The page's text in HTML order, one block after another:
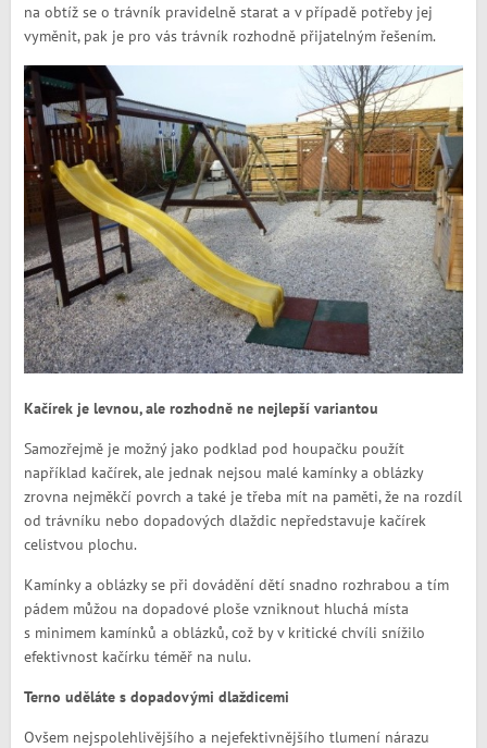
na obtíž se o trávník pravidelně starat a v případě potřeby jej
vyměnit, pak je pro vás trávník rozhodně přijatelným řešením.
Kačírek je levnou, ale rozhodně ne nejlepší variantou
Samozřejmě je možný jako podklad pod houpačku použít
například kačírek, ale jednak nejsou malé kamínky a oblázky
zrovna nejměkčí povrch a také je třeba mít na paměti, že na rozdíl
od trávníku nebo dopadových dlaždic nepředstavuje kačírek
celistvou plochu.
Kamínky a oblázky se při dovádění dětí snadno rozhrabou a tím
pádem můžou na dopadové ploše vzniknout hluchá místa
s minimem kamínků a oblázků, což by v kritické chvíli snížilo
efektivnost kačírku téměř na nulu.
Terno uděláte s dopadovými dlaždicemi
Ovšem nejspolehlivějšího a nejefektivnějšího tlumení nárazu